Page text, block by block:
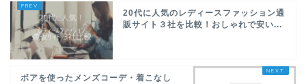
20代に人気のレディースファッション通
販サイト３社を比較！おしゃれで安い...
ボアを使ったメンズコーデ・着こなし